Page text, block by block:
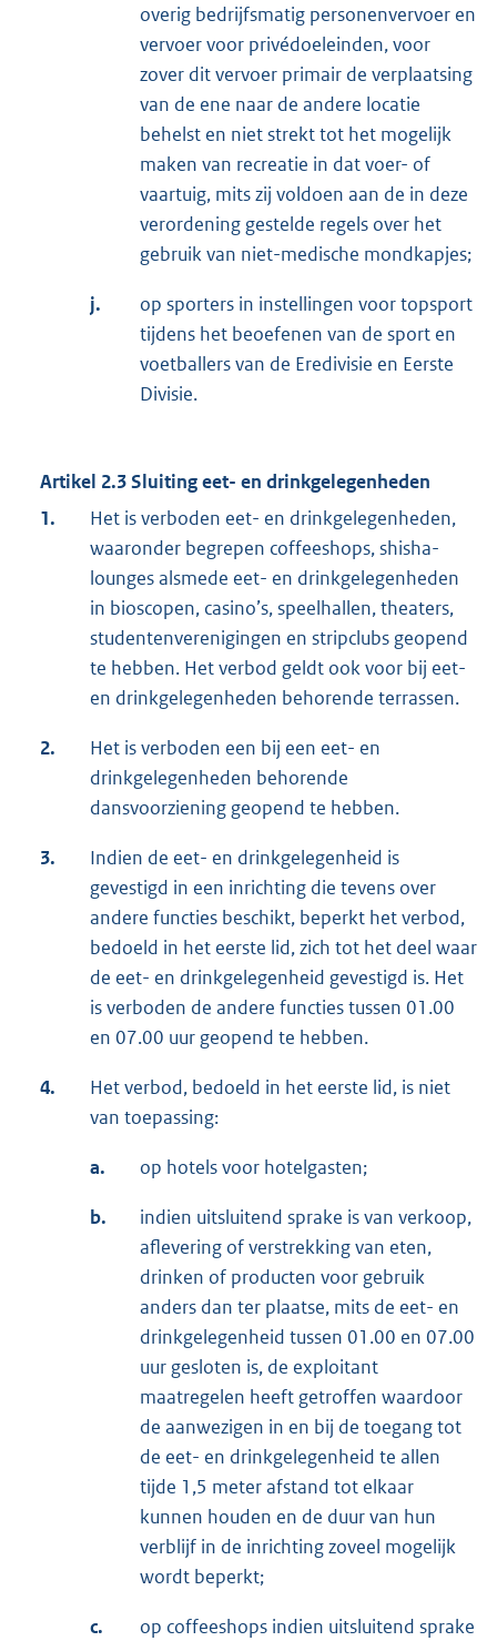
overig bedrijfsmatig personenvervoer en
vervoer voor privédoeleinden, voor
zover dit vervoer primair de verplaatsing
van de ene naar de andere locatie
behelst en niet strekt tot het mogelijk
maken van recreatie in dat voer- of
vaartuig, mits zij voldoen aan de in deze
verordening gestelde regels over het
gebruik van niet-medische mondkapjes;
j.
op sporters in instellingen voor topsport
tijdens het beoefenen van de sport en
voetballers van de Eredivisie en Eerste
Divisie.
Artikel 2.3 Sluiting eet- en drinkgelegenheden
1.
Het is verboden eet- en drinkgelegenheden,
waaronder begrepen coffeeshops, shisha-
lounges alsmede eet- en drinkgelegenheden
in bioscopen, casino’s, speelhallen, theaters,
studentenverenigingen en stripclubs geopend
te hebben. Het verbod geldt ook voor bij eet-
en drinkgelegenheden behorende terrassen.
2.
Het is verboden een bij een eet- en
drinkgelegenheden behorende
dansvoorziening geopend te hebben.
3.
Indien de eet- en drinkgelegenheid is
gevestigd in een inrichting die tevens over
andere functies beschikt, beperkt het verbod,
bedoeld in het eerste lid, zich tot het deel waar
de eet- en drinkgelegenheid gevestigd is. Het
is verboden de andere functies tussen 01.00
en 07.00 uur geopend te hebben.
4.
Het verbod, bedoeld in het eerste lid, is niet
van toepassing:
a. op hotels voor hotelgasten;
b.
indien uitsluitend sprake is van verkoop,
aflevering of verstrekking van eten,
drinken of producten voor gebruik
anders dan ter plaatse, mits de eet- en
drinkgelegenheid tussen 01.00 en 07.00
uur gesloten is, de exploitant
maatregelen heeft getroffen waardoor
de aanwezigen in en bij de toegang tot
de eet- en drinkgelegenheid te allen
tijde 1,5 meter afstand tot elkaar
kunnen houden en de duur van hun
verblijf in de inrichting zoveel mogelijk
wordt beperkt;
c.
op coffeeshops indien uitsluitend sprake